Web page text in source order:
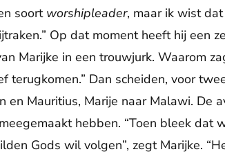
soort worshipleader, maar ik wist
Op dat moment heeft hij een
Marijke in een trouwjurk. Waarom
Dan scheiden, voor
Mauritius, Marije naar Malawi. De
hebben. “Toen bleek dat
Gods wil volgen”, zegt Marijke.